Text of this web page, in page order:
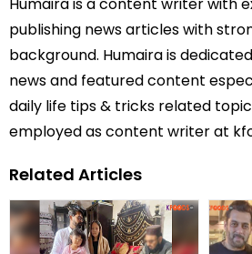
Humaira is a content writer with
publishing news articles with
background. Humaira is
news and featured content
daily life tips & tricks related
employed as content writer at
Related Articles